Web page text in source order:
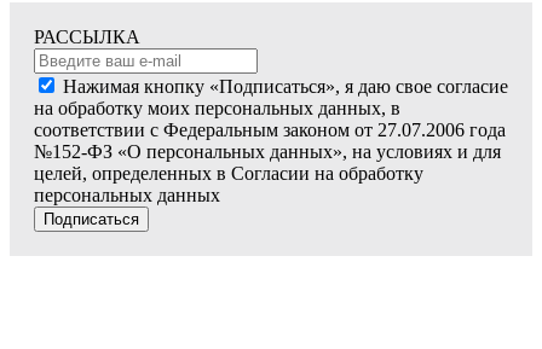
РАССЫЛКА
Нажимая кнопку «Подписаться», я даю свое согласие
на обработку моих персональных данных, в
соответствии с Федеральным законом от 27.07.2006 года
№152-ФЗ «О персональных данных», на условиях и для
целей, определенных в Согласии на обработку
персональных данных
Подписаться